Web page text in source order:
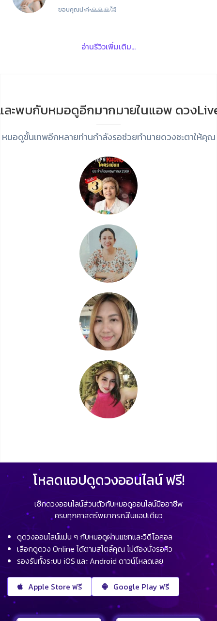
ขอบคุณน่ะค่ะ🙏🙏🙏🥰
อ่านรีวิวเพิ่มเติม...
ละพบกับหมอดูอีกมากมายในแอพ ดวง
หมอดูขั้นเทพอีกหลายท่านกำลังรอช่วยทำนายดวงชะตาให้คุณ
โหลดแอปดูดวงออนไลน์ ฟรี!
เช็กดวงออนไลน์ส่วนตัวกับหมอดูออนไลน์มืออาชีพ
ครบทุกศาสตร์พยากรณ์ในแอปเดียว
ดูดวงออนไลน์แม่น ๆ กับหมอดูผ่านแชทและวิดีโอคอล
เลือกดูดวง Online ได้ตามสไตล์คุณ ไม่ต้องนั่งรอคิว
รองรับทั้งระบบ iOS และ Android ดาวน์โหลดเลย
Apple Store ฟรี Google Play ฟรี